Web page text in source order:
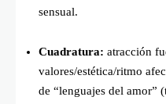
sensual.
Cuadratura: atracción
valores/estética/ritmo
de “lenguajes del amor”